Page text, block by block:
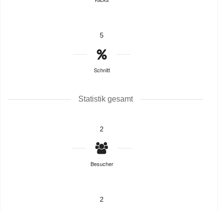
5
Schnitt
Statistik gesamt
2
Besucher
2